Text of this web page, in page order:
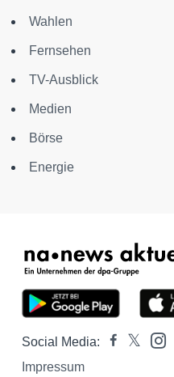
Wahlen
Fernsehen
TV-Ausblick
Medien
Börse
Energie
Social Media:
Impressum